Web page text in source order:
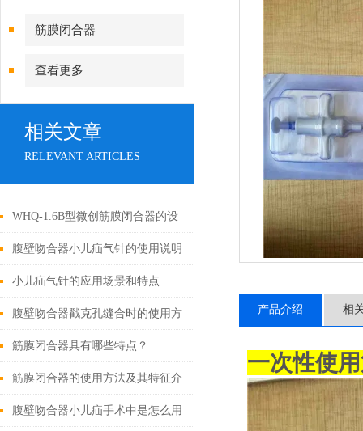
筋膜闭合器
查看更多
相关文章
RELEVANT ARTICLES
WHQ-1.6B型微创筋膜闭合器的设
计原理与应用
腹壁吻合器小儿疝气针的使用说明
小儿疝气针的应用场景和特点
腹壁吻合器戳克孔缝合时的使用方
法
筋膜闭合器具有哪些特点？
筋膜闭合器的使用方法及其特征介
绍
腹壁吻合器小儿疝手术中是怎么用
产品介绍 相
一次性使